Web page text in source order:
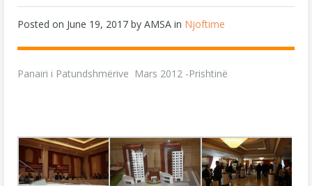
Posted on June 19, 2017 by AMSA in Njoftime
Panairi i Patundshmërive Mars 2012 -Prishtinë